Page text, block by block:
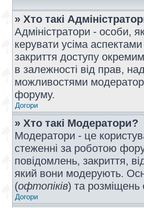
» Хто такі
Адміністратори - особи,
керувати усіма
закриття доступу
в залежності від прав,
можливостями
форуму.
Догори
» Хто такі Модератори?
Модератори - це
стеженні за роботою
повідомлень, закриття,
який вони модерують.
(офтопіків) та розміщень
Догори